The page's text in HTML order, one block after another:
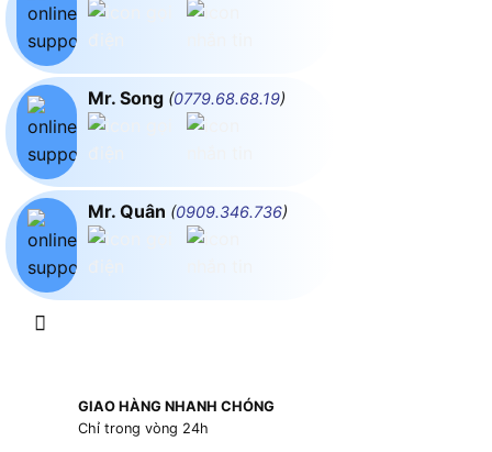
Mr. Song (0779.68.68.19)
Mr. Quân (0909.346.736)
GIAO HÀNG NHANH CHÓNG
Chỉ trong vòng 24h